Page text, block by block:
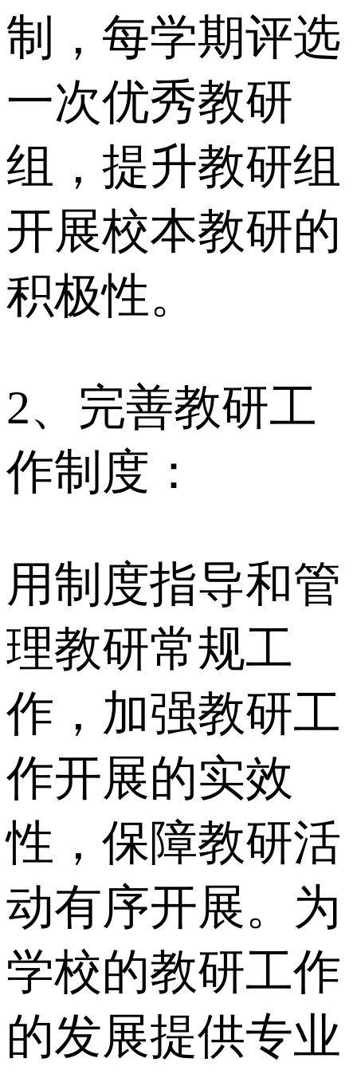
制，每学期评选
一次优秀教研
组，提升教研组
开展校本教研的
积极性。
2、完善教研工
作制度：
用制度指导和管
理教研常规工
作，加强教研工
作开展的实效
性，保障教研活
动有序开展。为
学校的教研工作
的发展提供专业